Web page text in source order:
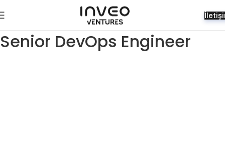
Senior DevOps Engineer